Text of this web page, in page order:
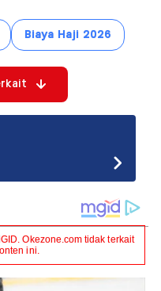
Biaya Haji 2026